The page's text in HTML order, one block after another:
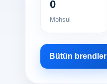
0
Məhsul
Bütün brendlər